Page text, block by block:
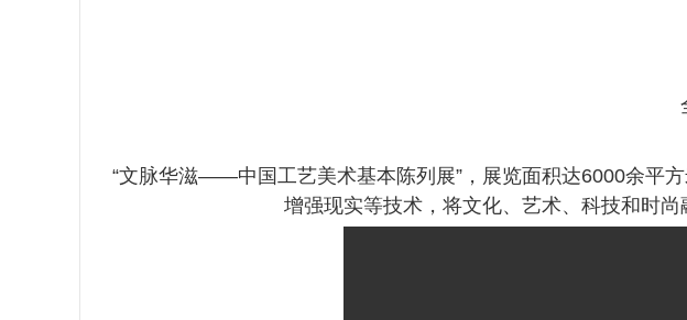
“文脉华滋——中国工艺美术基本陈列展”，展览面积达6000余平
增强现实等技术，将文化、艺术、科技和时